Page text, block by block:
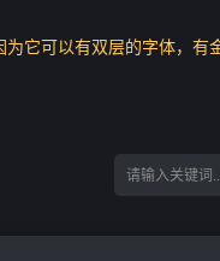
它可以有双层的字体，